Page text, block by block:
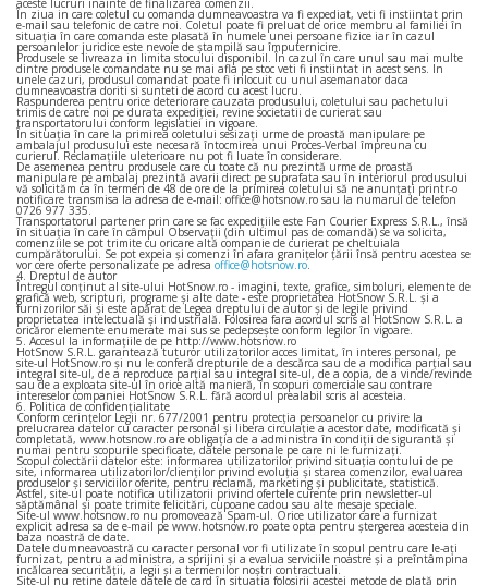
aceste lucruri inainte de finalizarea comenzii.
În ziua in care coletul cu comanda dumneavoastra va fi expediat, veti fi instiintat prin
e-mail sau telefonic de catre noi. Coletul poate fi preluat de orice membru al familiei în
situația în care comanda este plasată în numele unei persoane fizice iar în cazul
persoanlelor juridice este nevoie de ștampilă sau împuternicire.
Produsele se livreaza in limita stocului disponibil. În cazul în care unul sau mai multe
dintre produsele comandate nu se mai afla pe stoc veti fi instiintat in acest sens. In
unele cazuri, produsul comandat poate fi inlocuit cu unul asemanator daca
dumneavoastra doriti si sunteti de acord cu acest lucru.
Raspunderea pentru orice deteriorare cauzata produsului, coletului sau pachetului
trimis de catre noi pe durata expediției, revine societatii de curierat sau
transportatorului conform legislatiei in vigoare.
În situația în care la primirea coletului sesizați urme de proastă manipulare pe
ambalajul produsului este necesară întocmirea unui Proces-Verbal împreuna cu
curierul. Reclamațiile uleterioare nu pot fi luate în considerare.
De asemenea pentru produsele care cu toate că nu prezintă urme de proastă
manipulare pe ambalaj prezintă avarii direct pe suprafata sau în interiorul produsului
vă solicităm ca în termen de 48 de ore de la primirea coletului să ne anunțați printr-o
notificare transmisa la adresa de e-mail: office@hotsnow.ro sau la numarul de telefon
0726 977 335.
Transportatorul partener prin care se fac expedițiile este Fan Courier Express S.R.L., însă
în situația în care în câmpul Observații (din ultimul pas de comandă) se va solicita,
comenziile se pot trimite cu oricare altă companie de curierat pe cheltuiala
cumpărătorului. Se pot expeia și comenzi în afara granițelor țării însă pentru acestea se
vor cere oferte personalizate pe adresa office@hotsnow.ro.
4. Dreptul de autor
Întregul conţinut al site-ului HotSnow.ro - imagini, texte, grafice, simboluri, elemente de
grafică web, scripturi, programe şi alte date - este proprietatea HotSnow S.R.L. şi a
furnizorilor săi şi este apărat de Legea dreptului de autor şi de legile privind
proprietatea intelectuală şi industrială. Folosirea fara acordul scris al HotSnow S.R.L. a
oricăror elemente enumerate mai sus se pedepseşte conform legilor în vigoare.
5. Accesul la informaţiile de pe http://www.hotsnow.ro
HotSnow S.R.L. garantează tuturor utilizatorilor acces limitat, în interes personal, pe
site-ul HotSnow.ro şi nu le conferă drepturile de a descărca sau de a modifica parţial sau
integral site-ul, de a reproduce parţial sau integral site-ul, de a copia, de a vinde/revinde
sau de a exploata site-ul în orice altă manieră, în scopuri comerciale sau contrare
intereselor companiei HotSnow S.R.L. fără acordul prealabil scris al acesteia.
6. Politica de confidențialitate
Conform cerinţelor Legii nr. 677/2001 pentru protecţia persoanelor cu privire la
prelucrarea datelor cu caracter personal şi libera circulaţie a acestor date, modificată şi
completată, www.hotsnow.ro are obligaţia de a administra în condiţii de sigurantă şi
numai pentru scopurile specificate, datele personale pe care ni le furnizaţi.
Scopul colectării datelor este: informarea utilizatorilor privind situaţia contului de pe
site, informarea utilizatorilor/clienţilor privind evoluţia şi starea comenzilor, evaluarea
produselor şi serviciilor oferite, pentru reclamă, marketing şi publicitate, statistică.
Astfel, site-ul poate notifica utilizatorii privind ofertele curente prin newsletter-ul
săptămânal şi poate trimite felicitări, cupoane cadou sau alte mesaje speciale.
Site-ul www.hotsnow.ro nu promovează Spam-ul. Orice utilizator care a furnizat
explicit adresa sa de e-mail pe www.hotsnow.ro poate opta pentru ştergerea acesteia din
baza noastră de date.
Datele dumneavoastră cu caracter personal vor fi utilizate în scopul pentru care le-aţi
furnizat, pentru a administra, a sprijini şi a evalua serviciile noastre şi a preîntâmpina
incălcarea securităţii, a legii şi a termenilor noştri contractuali.
Site-ul nu reține datele datele de card în situația folosirii acestei metode de plată prin